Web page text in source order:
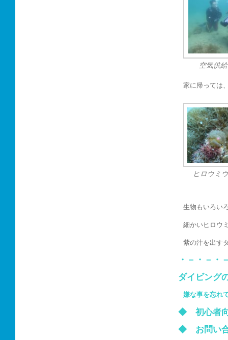
空気供
家に帰っては
ヒロウミ
生物もいろい
細かいヒロウ
紫の汁を出す
・－・－・
ダイビング
嫌な事を忘れ
◆ 初心
◆ お問い